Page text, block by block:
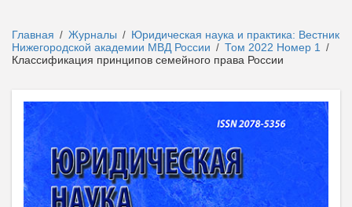
Главная / Журналы / Юридическая наука и практика: Вестник
Нижегородской академии МВД России / Том 2022 Номер 1 /
Классификация принципов семейного права России